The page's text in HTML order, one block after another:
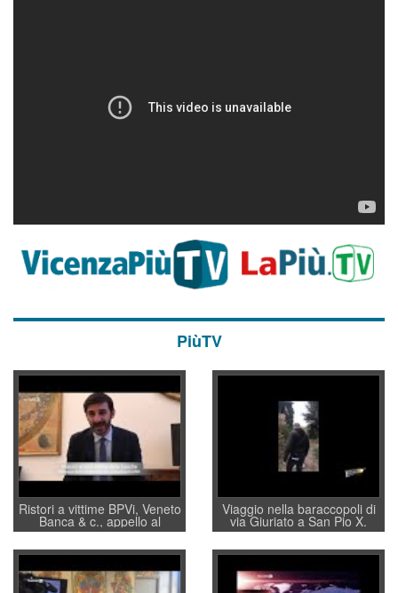
PiùTV
Ristori a vittime BPVi, Veneto
Banca & c., appello al
sottosegretario Alessio
Villarosa: per mettere ordine
convochi con Di Maio CNCU
a supporto della cabina di
regia al Mef
Viaggio nella baraccopoli di
via Giuriato a San Pio X.
Vicenza ai Vicentini: “faremo
un regalo di Natale ai
residenti”